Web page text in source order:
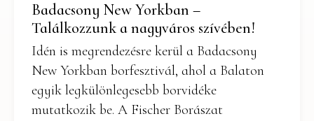
Badacsony New Yorkban –
Találkozzunk a nagyváros szívében!
Idén is megrendezésre kerül a Badacsony
New Yorkban borfesztivál, ahol a Balaton
egyik legkülönlegesebb borvidéke
mutatkozik be. A Fischer Borászat